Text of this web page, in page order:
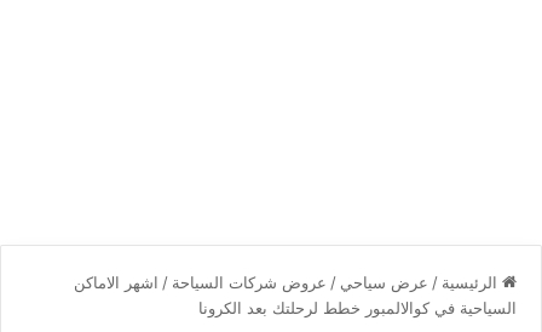
الرئيسية / عرض سياحي / عروض شركات السياحة / اشهر الاماكن
السياحية في كوالالمبور خطط لرحلتك بعد الكرونا